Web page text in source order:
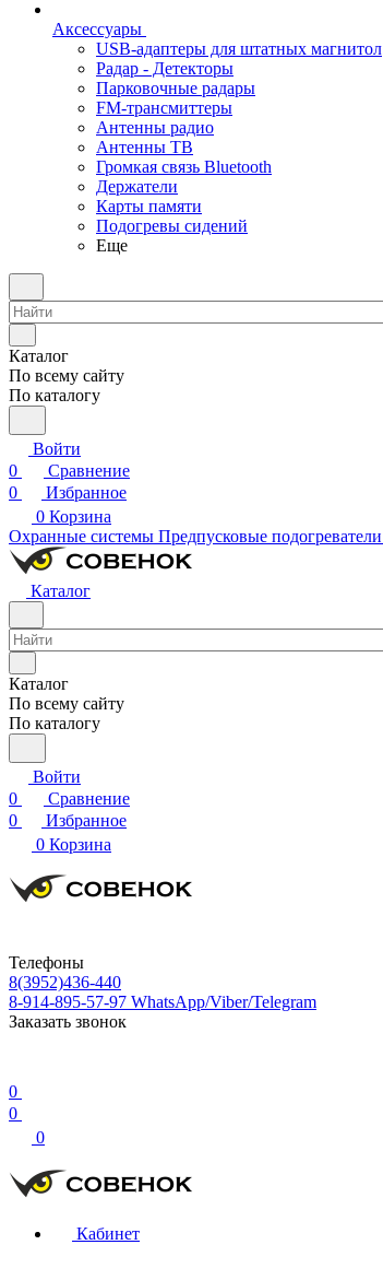
Аксессуары
USB-адаптеры для штатных магнитол
Радар - Детекторы
Парковочные радары
FM-трансмиттеры
Антенны радио
Антенны ТВ
Громкая связь Bluetooth
Держатели
Карты памяти
Подогревы сидений
Еще
Каталог
По всему сайту
По каталогу
Войти
0
Сравнение
0
Избранное
0 Корзина
Охранные системы Предпусковые подогреватели
Каталог
Каталог
По всему сайту
По каталогу
Войти
0
Сравнение
0
Избранное
0 Корзина
Телефоны
8(3952)436-440
8-914-895-57-97 WhatsApp/Viber/Telegram
Заказать звонок
0
0
0
Кабинет